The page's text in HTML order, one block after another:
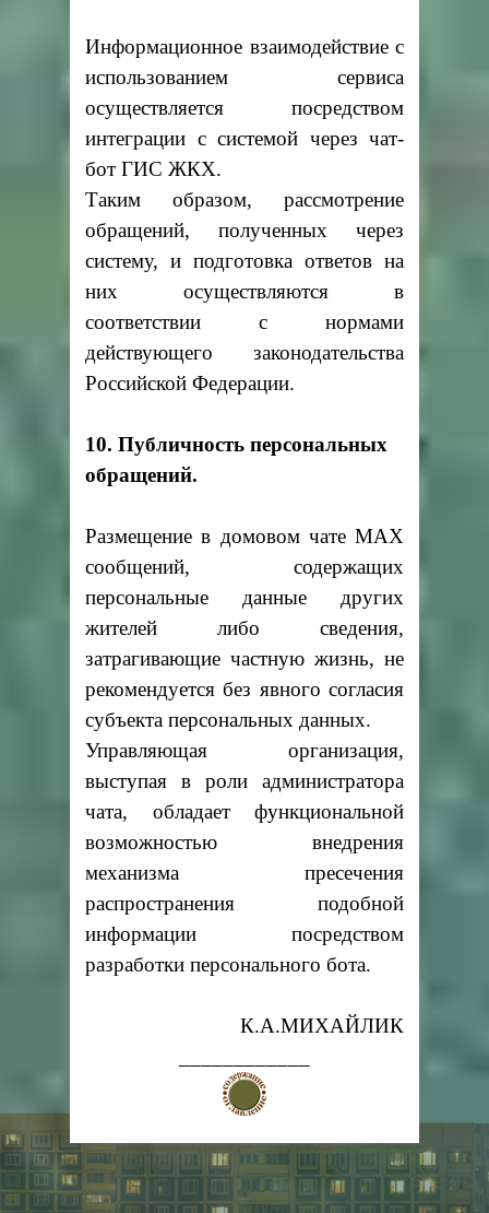
Информационное взаимодействие с
использованием сервиса
осуществляется посредством
интеграции с системой через чат-
бот ГИС ЖКХ.
Таким образом, рассмотрение
обращений, полученных через
систему, и подготовка ответов на
них осуществляются в
соответствии с нормами
действующего законодательства
Российской Федерации.
10. Публичность персональных
обращений.
Размещение в домовом чате MAX
сообщений, содержащих
персональные данные других
жителей либо сведения,
затрагивающие частную жизнь, не
рекомендуется без явного согласия
субъекта персональных данных.
Управляющая организация,
выступая в роли администратора
чата, обладает функциональной
возможностью внедрения
механизма пресечения
распространения подобной
информации посредством
разработки персонального бота.
К.А.МИХАЙЛИК